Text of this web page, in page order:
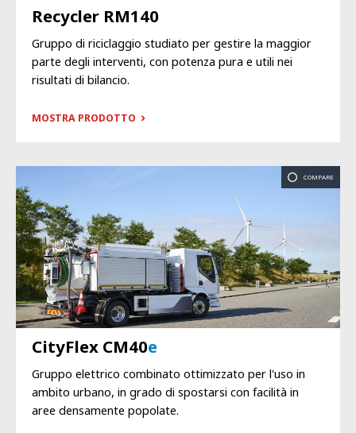
Recycler RM140
Gruppo di riciclaggio studiato per gestire la maggior
parte degli interventi, con potenza pura e utili nei
risultati di bilancio.
MOSTRA PRODOTTO
COMPARE
CityFlex CM40e
Gruppo elettrico combinato ottimizzato per l'uso in
ambito urbano, in grado di spostarsi con facilità in
aree densamente popolate.